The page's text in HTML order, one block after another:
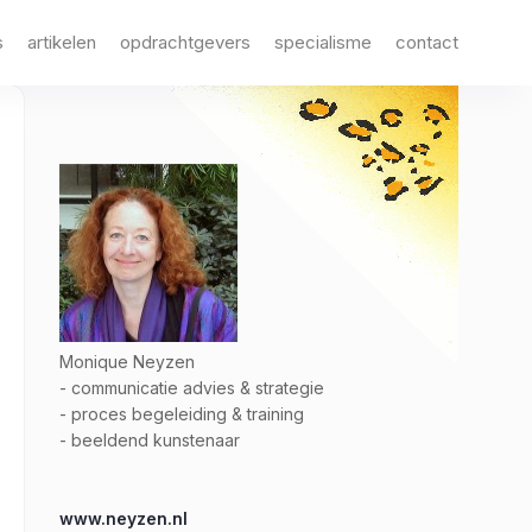
artikelen opdrachtgevers specialisme contact
Monique Neyzen
- communicatie advies & strategie
- proces begeleiding & training
- beeldend kunstenaar
www.neyzen.nl